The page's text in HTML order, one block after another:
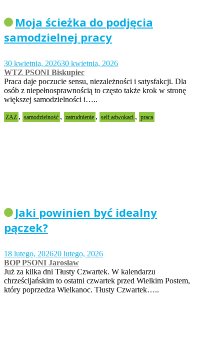
Moja ścieżka do podjęcia
samodzielnej pracy
30 kwietnia, 202630 kwietnia, 2026
WTZ PSONI Biskupiec
Praca daje poczucie sensu, niezależności i satysfakcji. Dla
osób z niepełnosprawnością to często także krok w stronę
większej samodzielności i…..
ZAZ , samodzielność , zatrudnienie , self adwokaci , praca
Jaki powinien być idealny
pączek?
18 lutego, 202620 lutego, 2026
BOP PSONI Jarosław
Już za kilka dni Tłusty Czwartek. W kalendarzu
chrześcijańskim to ostatni czwartek przed Wielkim Postem,
który poprzedza Wielkanoc. Tłusty Czwartek…..